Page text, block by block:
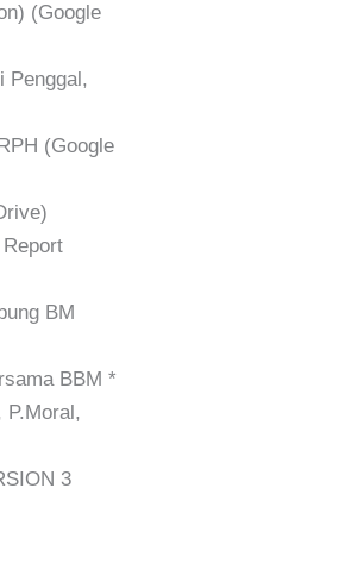
(Google
Penggal,
(Google
BM
BBM *
P.Moral,
3